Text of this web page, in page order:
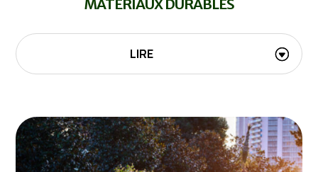
MATÉRIAUX DURABLES
LIRE